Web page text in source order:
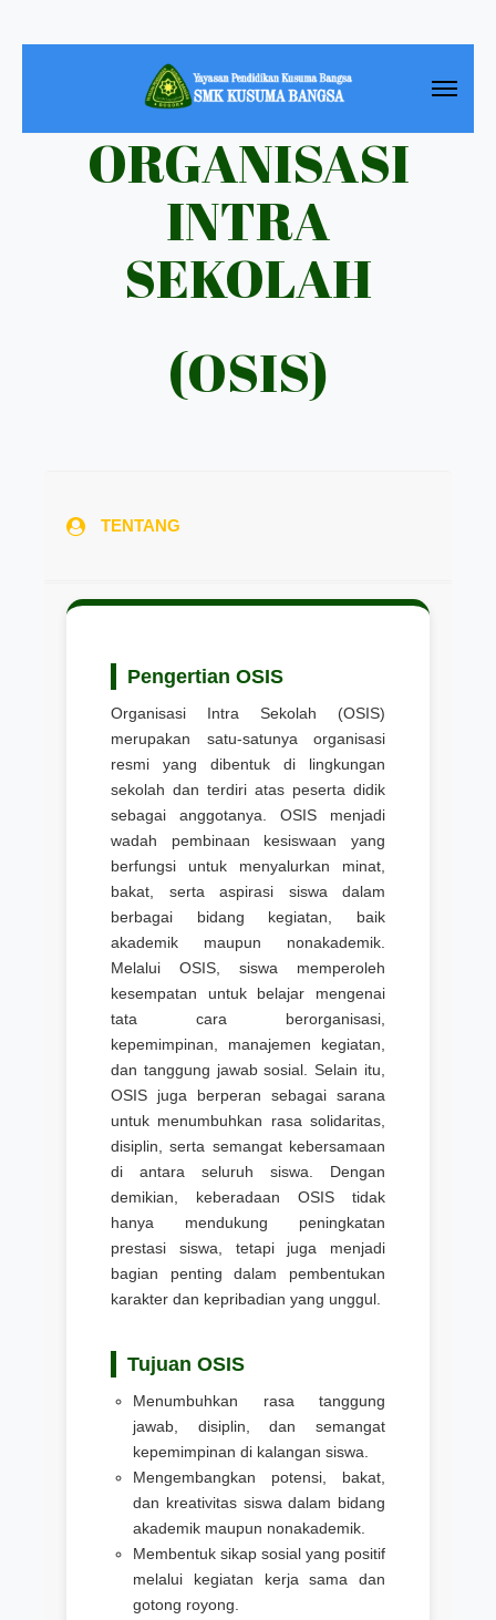
ORGANISASI
INTRA
SEKOLAH
(OSIS)
TENTANG
Pengertian OSIS
Organisasi Intra Sekolah (OSIS)
merupakan satu-satunya organisasi
resmi yang dibentuk di lingkungan
sekolah dan terdiri atas peserta didik
sebagai anggotanya. OSIS menjadi
wadah pembinaan kesiswaan yang
berfungsi untuk menyalurkan minat,
bakat, serta aspirasi siswa dalam
berbagai bidang kegiatan, baik
akademik maupun nonakademik.
Melalui OSIS, siswa memperoleh
kesempatan untuk belajar mengenai
tata cara berorganisasi,
kepemimpinan, manajemen kegiatan,
dan tanggung jawab sosial. Selain itu,
OSIS juga berperan sebagai sarana
untuk menumbuhkan rasa solidaritas,
disiplin, serta semangat kebersamaan
di antara seluruh siswa. Dengan
demikian, keberadaan OSIS tidak
hanya mendukung peningkatan
prestasi siswa, tetapi juga menjadi
bagian penting dalam pembentukan
karakter dan kepribadian yang unggul.
Tujuan OSIS
Menumbuhkan rasa tanggung
jawab, disiplin, dan semangat
kepemimpinan di kalangan siswa.
Mengembangkan potensi, bakat,
dan kreativitas siswa dalam bidang
akademik maupun nonakademik.
Membentuk sikap sosial yang positif
melalui kegiatan kerja sama dan
gotong royong.